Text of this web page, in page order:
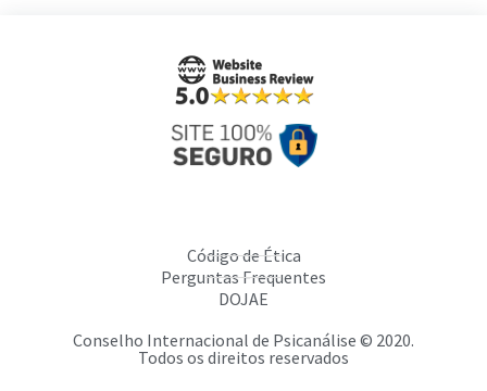
Código de Ética
Perguntas Frequentes
DOJAE
Conselho Internacional de Psicanálise © 2020.
Todos os direitos reservados